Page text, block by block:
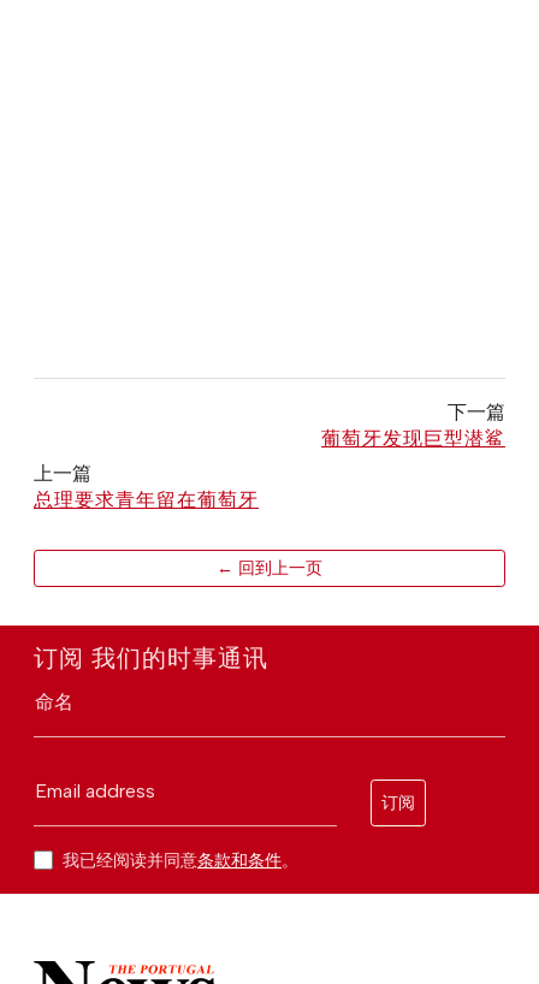
下一篇
葡萄牙发现巨型潜鲨
上一篇
总理要求青年留在葡萄牙
← 回到上一页
订阅 我们的时事通讯
命名
Email address
订阅
我已经阅读并同意条款和条件。